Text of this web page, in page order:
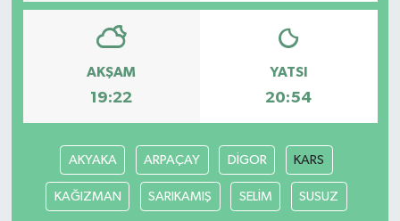
AKŞAM
19:22
YATSI
20:54
AKYAKA ARPAÇAY DİGOR KARS
KAĞIZMAN SARIKAMIŞ SELİM SUSUZ